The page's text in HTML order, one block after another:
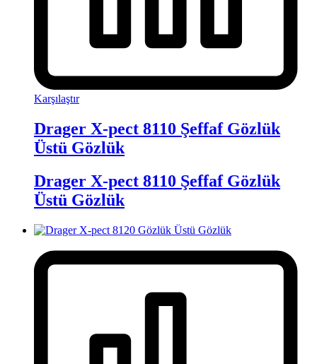
Karşılaştır
Drager X-pect 8110 Şeffaf Gözlük
Üstü Gözlük
Drager X-pect 8110 Şeffaf Gözlük
Üstü Gözlük